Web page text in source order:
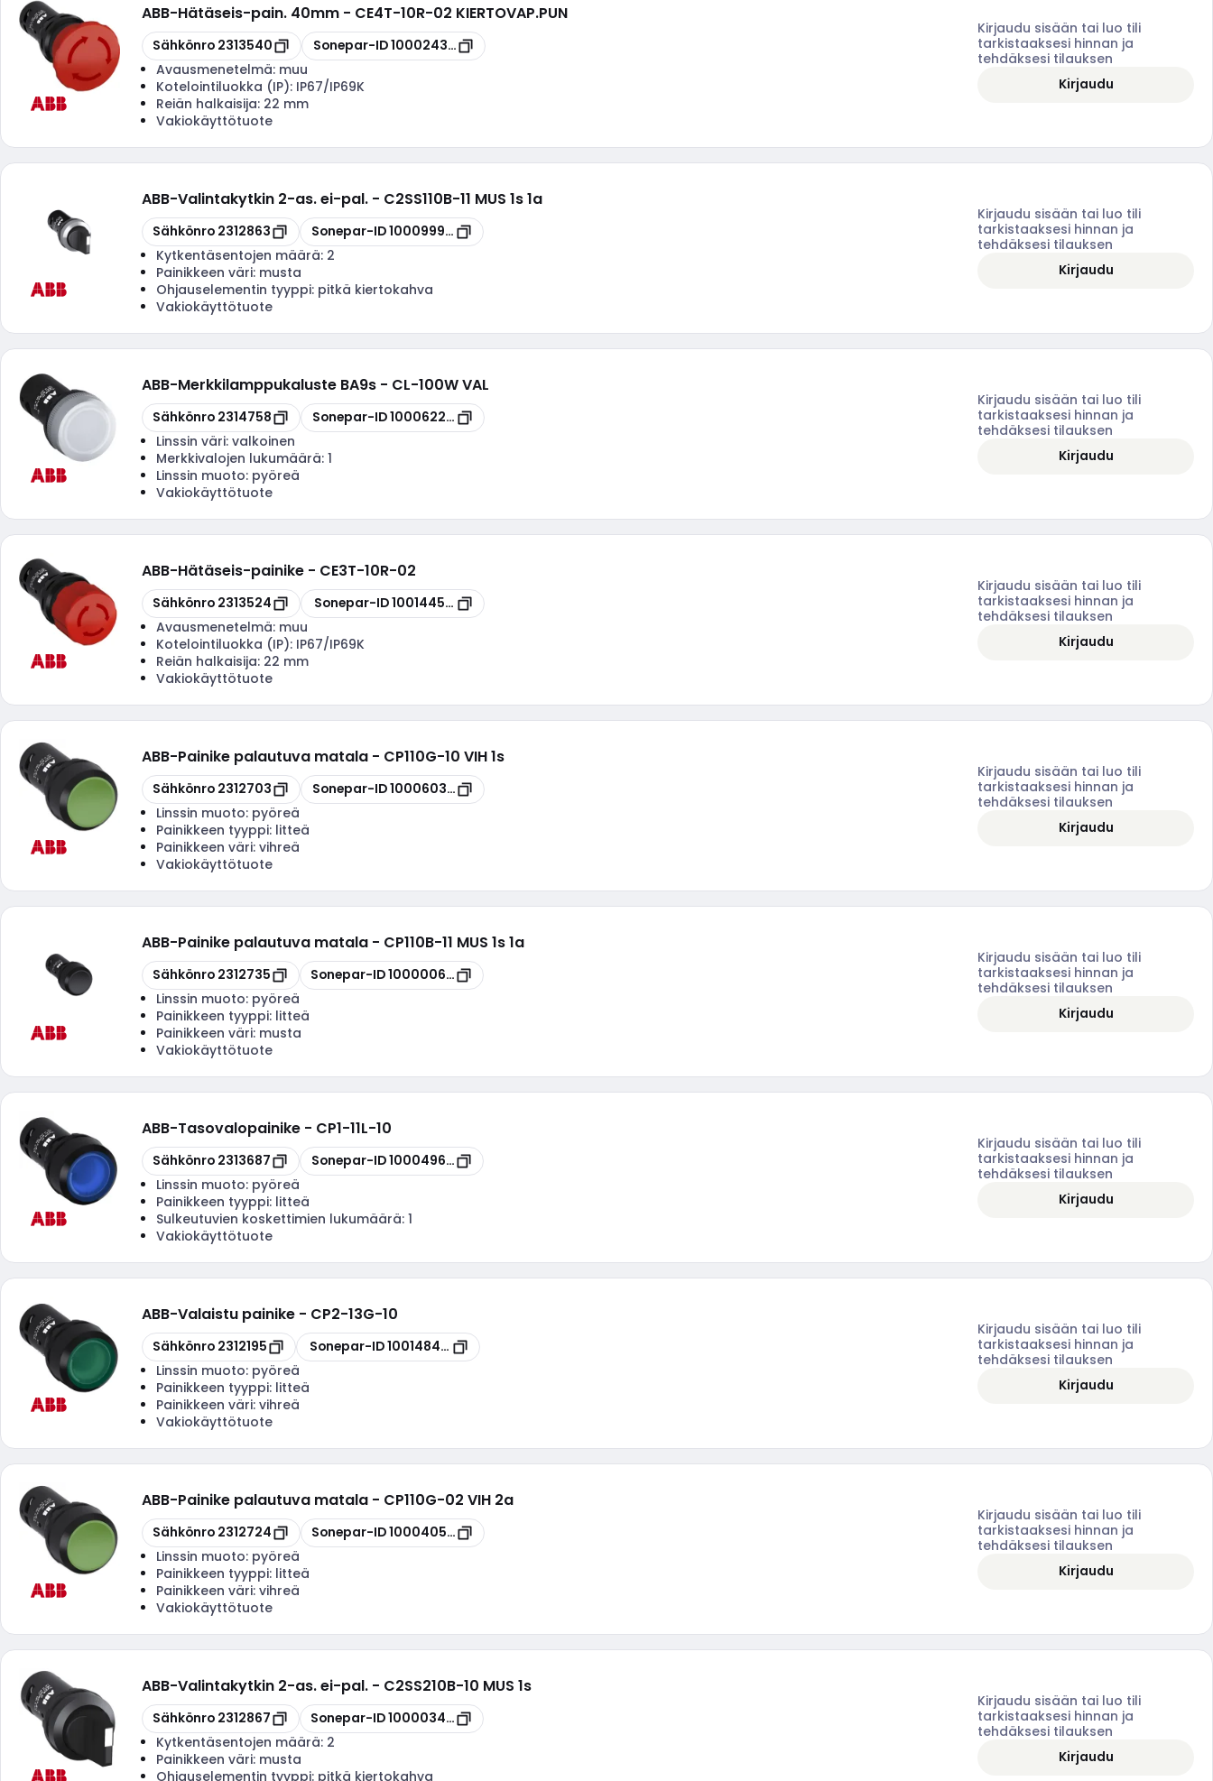
ABB-Hätäseis-pain. 40mm - CE4T-10R-02 KIERTOVAP.PUN
Kopioi
Sähkönro 2313540 Kopioi
Sonepar-ID100024391
Avausmenetelmä: muu
Kotelointiluokka (IP): IP67/IP69K
Reiän halkaisija: 22 mm
Vakiokäyttötuote
Kirjaudu sisään tai luo tili
tarkistaaksesi hinnan ja
tehdäksesi tilauksen
Kirjaudu
ABB-Valintakytkin 2-as. ei-pal. - C2SS110B-11 MUS 1s 1a
Kopioi
Sähkönro 2312863 Kopioi
Sonepar-ID100099969
Kytkentäsentojen määrä: 2
Painikkeen väri: musta
Ohjauselementin tyyppi: pitkä kiertokahva
Vakiokäyttötuote
Kirjaudu sisään tai luo tili
tarkistaaksesi hinnan ja
tehdäksesi tilauksen
Kirjaudu
ABB-Merkkilamppukaluste BA9s - CL-100W VAL
Kopioi
Sähkönro 2314758 Kopioi
Sonepar-ID100062237
Linssin väri: valkoinen
Merkkivalojen lukumäärä: 1
Linssin muoto: pyöreä
Vakiokäyttötuote
Kirjaudu sisään tai luo tili
tarkistaaksesi hinnan ja
tehdäksesi tilauksen
Kirjaudu
ABB-Hätäseis-painike - CE3T-10R-02
Kopioi
Sähkönro 2313524 Kopioi
Sonepar-ID100144593
Avausmenetelmä: muu
Kotelointiluokka (IP): IP67/IP69K
Reiän halkaisija: 22 mm
Vakiokäyttötuote
Kirjaudu sisään tai luo tili
tarkistaaksesi hinnan ja
tehdäksesi tilauksen
Kirjaudu
ABB-Painike palautuva matala - CP110G-10 VIH 1s
Kopioi
Sähkönro 2312703 Kopioi
Sonepar-ID100060323
Linssin muoto: pyöreä
Painikkeen tyyppi: litteä
Painikkeen väri: vihreä
Vakiokäyttötuote
Kirjaudu sisään tai luo tili
tarkistaaksesi hinnan ja
tehdäksesi tilauksen
Kirjaudu
ABB-Painike palautuva matala - CP110B-11 MUS 1s 1a
Kopioi
Sähkönro 2312735 Kopioi
Sonepar-ID100000665
Linssin muoto: pyöreä
Painikkeen tyyppi: litteä
Painikkeen väri: musta
Vakiokäyttötuote
Kirjaudu sisään tai luo tili
tarkistaaksesi hinnan ja
tehdäksesi tilauksen
Kirjaudu
ABB-Tasovalopainike - CP1-11L-10
Kopioi
Sähkönro 2313687 Kopioi
Sonepar-ID100049687
Linssin muoto: pyöreä
Painikkeen tyyppi: litteä
Sulkeutuvien koskettimien lukumäärä: 1
Vakiokäyttötuote
Kirjaudu sisään tai luo tili
tarkistaaksesi hinnan ja
tehdäksesi tilauksen
Kirjaudu
ABB-Valaistu painike - CP2-13G-10
Kopioi
Sähkönro 2312195 Kopioi
Sonepar-ID100148496
Linssin muoto: pyöreä
Painikkeen tyyppi: litteä
Painikkeen väri: vihreä
Vakiokäyttötuote
Kirjaudu sisään tai luo tili
tarkistaaksesi hinnan ja
tehdäksesi tilauksen
Kirjaudu
ABB-Painike palautuva matala - CP110G-02 VIH 2a
Kopioi
Sähkönro 2312724 Kopioi
Sonepar-ID100040543
Linssin muoto: pyöreä
Painikkeen tyyppi: litteä
Painikkeen väri: vihreä
Vakiokäyttötuote
Kirjaudu sisään tai luo tili
tarkistaaksesi hinnan ja
tehdäksesi tilauksen
Kirjaudu
ABB-Valintakytkin 2-as. ei-pal. - C2SS210B-10 MUS 1s
Kopioi
Sähkönro 2312867 Kopioi
Sonepar-ID100003481
Kytkentäsentojen määrä: 2
Painikkeen väri: musta
Ohjauselementin tyyppi: pitkä kiertokahva
Kirjaudu sisään tai luo tili
tarkistaaksesi hinnan ja
tehdäksesi tilauksen
Kirjaudu